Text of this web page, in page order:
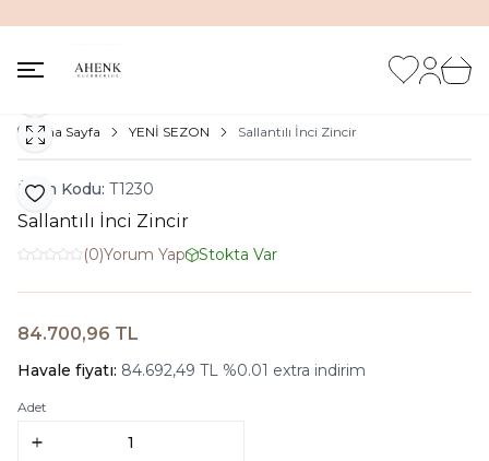
Favorilerim
Hesabım
Ana Sayfa YENİ SEZON Sallantılı İnci Zincir
Favoriye Ekle
Ürün Kodu: T1230
Sallantılı İnci Zincir
(0)Yorum Yap Stokta Var
84.700,96 TL
Havale fiyatı: 84.692,49 TL %0.01 extra indirim
Adet